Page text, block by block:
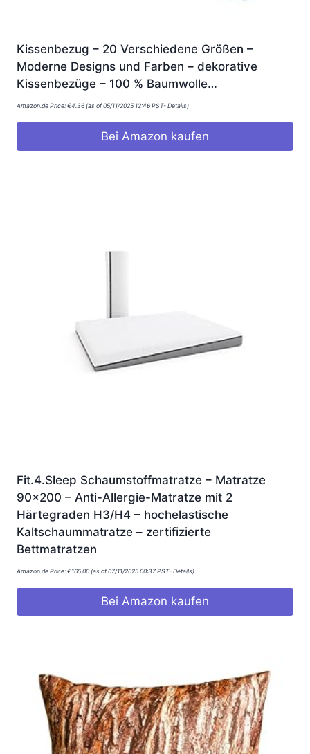
Kissenbezug – 20 Verschiedene Größen –
Moderne Designs und Farben – dekorative
Kissenbezüge – 100 % Baumwolle…
Amazon.de Price: €4.36 (as of 05/11/2025 12:46 PST- Details)
Bei Amazon kaufen
Fit.4.Sleep Schaumstoffmatratze – Matratze
90×200 – Anti-Allergie-Matratze mit 2
Härtegraden H3/H4 – hochelastische
Kaltschaummatratze – zertifizierte
Bettmatratzen
Amazon.de Price: €165.00 (as of 07/11/2025 00:37 PST- Details )
Bei Amazon kaufen